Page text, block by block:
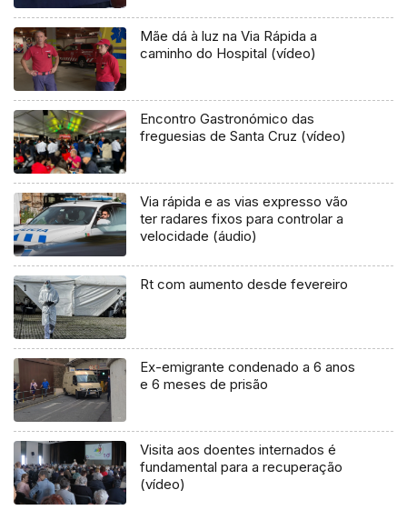
Mãe dá à luz na Via Rápida a
caminho do Hospital (vídeo)
Encontro Gastronómico das
freguesias de Santa Cruz (vídeo)
Via rápida e as vias expresso vão
ter radares fixos para controlar a
velocidade (áudio)
Rt com aumento desde fevereiro
Ex-emigrante condenado a 6 anos
e 6 meses de prisão
Visita aos doentes internados é
fundamental para a recuperação
(vídeo)